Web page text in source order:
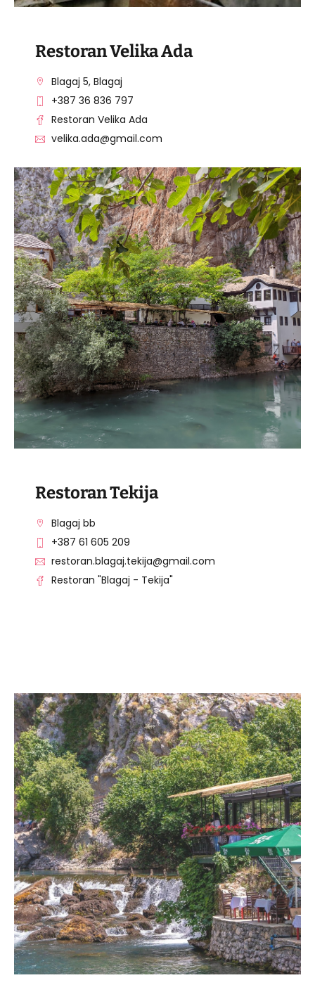
Apartmani Neira nalaze se u Blagaju-Podgrađu.
Restoran Velika Ada
Blagaj 5, Blagaj
+387 36 836 797
Restoran Velika Ada
velika.ada@gmail.com
POSJETITE OBJEKAT
Restoran Tekija
Blagaj bb
+387 61 605 209
restoran.blagaj.tekija@gmail.com
Restoran "Blagaj - Tekija"
POSJETITE OBJEKAT